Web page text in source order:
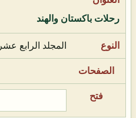
رحلات باكستان والهند
المجلد الرابع عشر